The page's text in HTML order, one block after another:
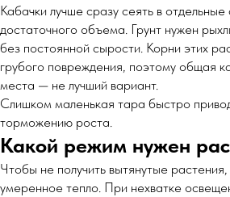
Кабачки лучше сразу сеять в отдельные
достаточного объема. Грунт нужен
без постоянной сырости. Корни этих
грубого повреждения, поэтому общая
места — не лучший вариант.
Слишком маленькая тара быстро
торможению роста.
Какой режим нужен
Чтобы не получить вытянутые
умеренное тепло. При нехватке